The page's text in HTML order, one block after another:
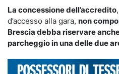
La concessione dell’accredito
d’accesso alla gara, non
Brescia debba riservare
parcheggio in una delle due